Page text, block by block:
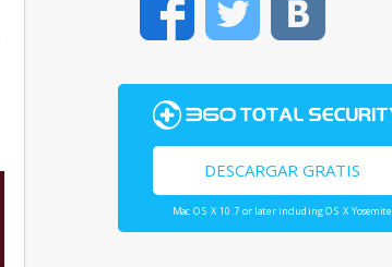
FacebookTwitter
DESCARGAR GRATIS
Mac OS X 10.7 or later including OS X Yosemite